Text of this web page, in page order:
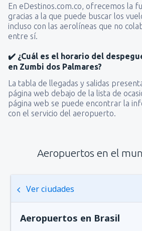
En eDestinos.com.co, ofrecemos la
gracias a la que puede buscar los
incluso con las aerolíneas que no
entre sí.
✔️ ¿Cuál es el horario del
en Zumbi dos Palmares?
La tabla de llegadas y salidas
página web debajo de la lista de
página web se puede encontrar la
con el servicio del aeropuerto.
Aeropuertos en el
Ver ciudades
Aeropuertos en Brasil